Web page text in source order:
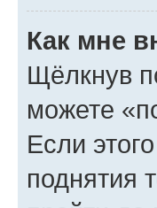
Как мне
Щёлкнув
можете
Если
поднятия